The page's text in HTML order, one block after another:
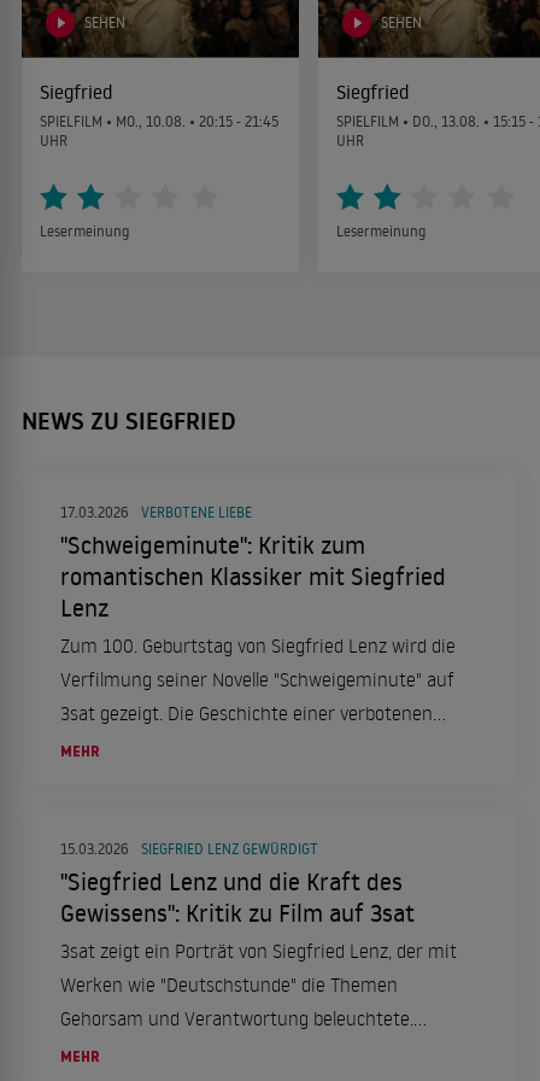
SEHEN
Siegfried
SPIELFILM • MO., 10.08. • 20:15 - 21:45
UHR
Lesermeinung
SEHEN
Siegfried
SPIELFILM • DO., 13.08. • 15:15 -
UHR
Lesermeinung
NEWS ZU SIEGFRIED
17.03.2026 VERBOTENE LIEBE
"Schweigeminute": Kritik zum
romantischen Klassiker mit Siegfried
Lenz
Zum 100. Geburtstag von Siegfried Lenz wird die
Verfilmung seiner Novelle "Schweigeminute" auf
3sat gezeigt. Die Geschichte einer verbotenen
Liebe fesselt.
MEHR
15.03.2026 SIEGFRIED LENZ GEWÜRDIGT
"Siegfried Lenz und die Kraft des
Gewissens": Kritik zu Film auf 3sat
3sat zeigt ein Porträt von Siegfried Lenz, der mit
Werken wie "Deutschstunde" die Themen
Gehorsam und Verantwortung beleuchtete.
Anlässlich seines 100. Geburtstags wird sein
MEHR